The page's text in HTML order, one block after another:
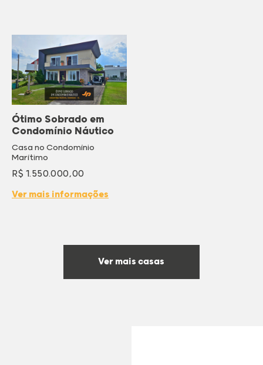
Ótimo Sobrado em
Condomínio Náutico
Casa no Condomínio
Marítimo
R$ 1.550.000,00
Ver mais informações
Ver mais casas